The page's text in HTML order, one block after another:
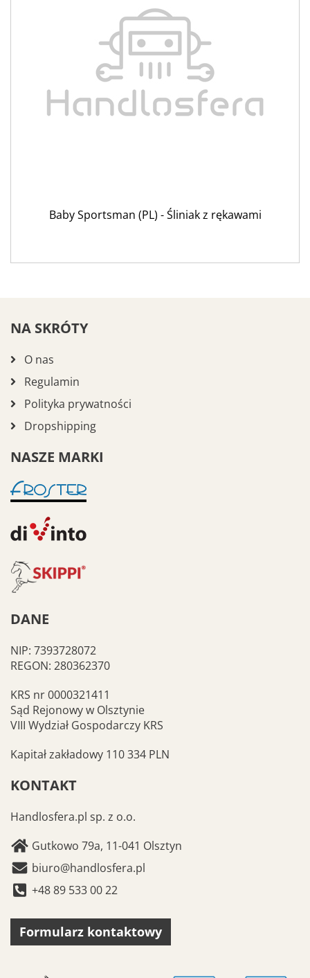
Baby Sportsman (PL) - Śliniak z rękawami
NA SKRÓTY
O nas
Regulamin
Polityka prywatności
Dropshipping
NASZE MARKI
DANE
NIP: 7393728072
REGON: 280362370
KRS nr 0000321411
Sąd Rejonowy w Olsztynie
VIII Wydział Gospodarczy KRS
Kapitał zakładowy 110 334 PLN
KONTAKT
Handlosfera.pl sp. z o.o.
Gutkowo 79a, 11-041 Olsztyn
biuro@handlosfera.pl
+48 89 533 00 22
Formularz kontaktowy